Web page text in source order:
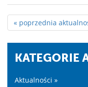
« poprzednia
KATEGORIE
Aktualności »